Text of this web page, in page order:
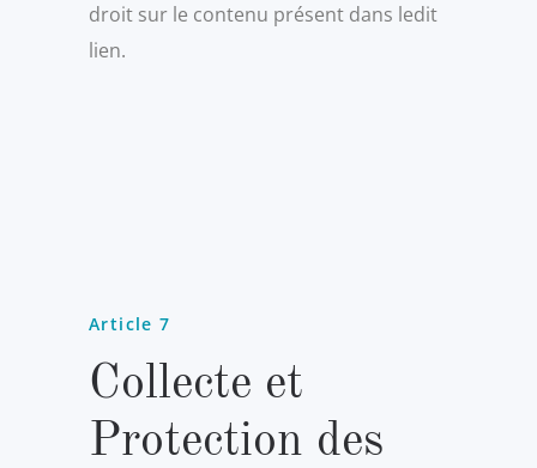
droit sur le contenu présent dans ledit
lien.
Article 7
Collecte et
Protection des